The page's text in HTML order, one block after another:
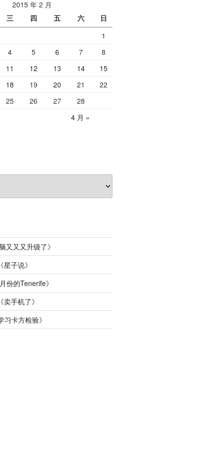
2015 年 2 月
三
四 五 六
日
1
4
5 6 7
8
11
12 13 14
15
18
19 20 21
22
25
26 27
28
4 月 »
又又又升级了》
星子说》
份的Tenerife》
卖手机了》
习卡方检验》